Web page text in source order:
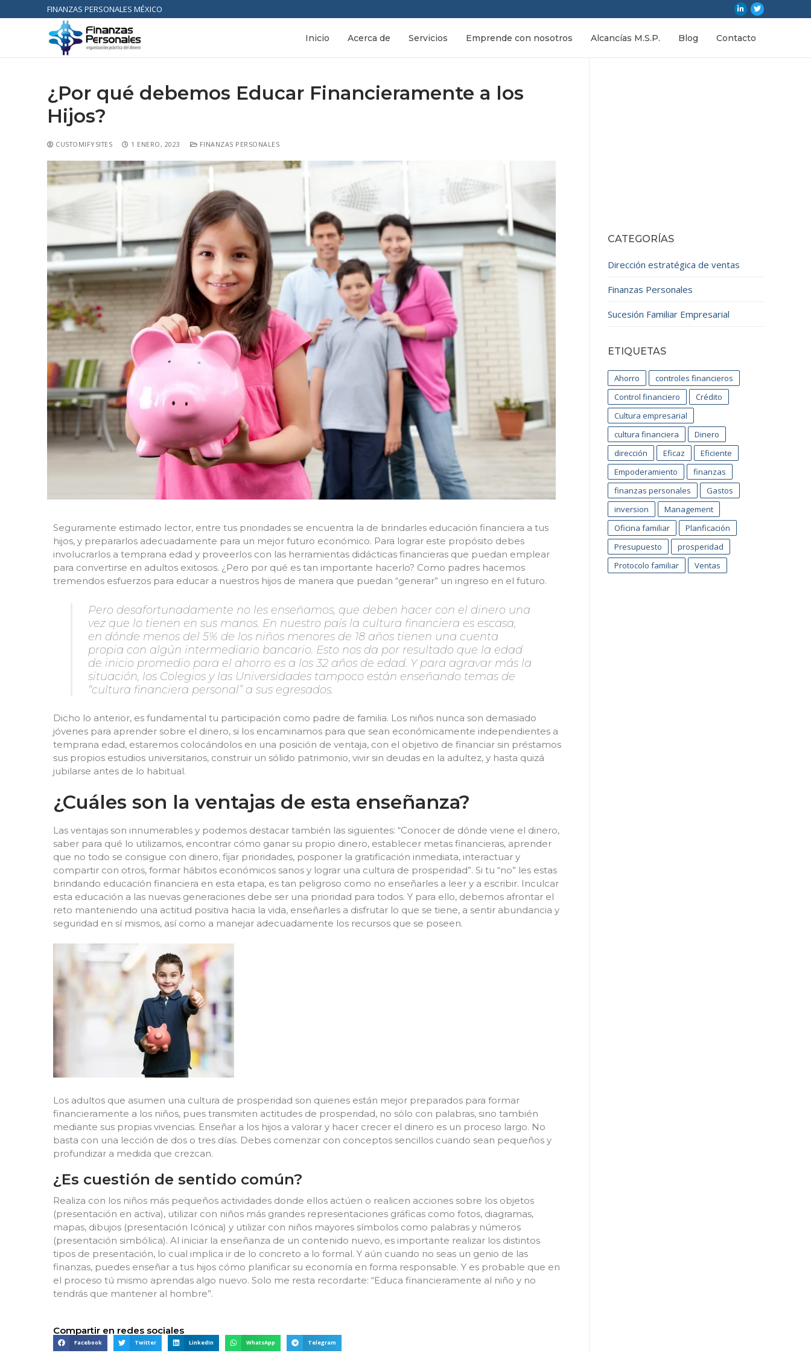
FINANZAS PERSONALES MÉXICO
Inicio Acerca de Servicios Emprende con nosotros Alcancías M.S.P. Blog Contacto
Inicio
Acerca de
Servicios
Emprende con nosotros
Alcancías M.S.P.
Blog
Contacto
¿Por qué debemos Educar Financieramente a los
Hijos?
CUSTOMIFYSITES 1 ENERO, 2023 FINANZAS PERSONALES
Seguramente estimado lector, entre tus prioridades se encuentra la de brindarles educación financiera a tus
hijos, y prepararlos adecuadamente para un mejor futuro económico. Para lograr este propósito debes
involucrarlos a temprana edad y proveerlos con las herramientas didácticas financieras que puedan emplear
para convertirse en adultos exitosos. ¿Pero por qué es tan importante hacerlo? Como padres hacemos
tremendos esfuerzos para educar a nuestros hijos de manera que puedan “generar” un ingreso en el futuro.
Pero desafortunadamente no les enseñamos, que deben hacer con el dinero una
vez que lo tienen en sus manos. En nuestro país la cultura financiera es escasa,
en dónde menos del 5% de los niños menores de 18 años tienen una cuenta
propia con algún intermediario bancario. Esto nos da por resultado que la edad
de inicio promedio para el ahorro es a los 32 años de edad. Y para agravar más la
situación, los Colegios y las Universidades tampoco están enseñando temas de
“cultura financiera personal” a sus egresados.
Dicho lo anterior, es fundamental tu participación como padre de familia. Los niños nunca son demasiado
jóvenes para aprender sobre el dinero, si los encaminamos para que sean económicamente independientes a
temprana edad, estaremos colocándolos en una posición de ventaja, con el objetivo de financiar sin préstamos
sus propios estudios universitarios, construir un sólido patrimonio, vivir sin deudas en la adultez, y hasta quizá
jubilarse antes de lo habitual.
¿Cuáles son la ventajas de esta enseñanza?
Las ventajas son innumerables y podemos destacar también las siguientes: “Conocer de dónde viene el dinero,
saber para qué lo utilizamos, encontrar cómo ganar su propio dinero, establecer metas financieras, aprender
que no todo se consigue con dinero, fijar prioridades, posponer la gratificación inmediata, interactuar y
compartir con otros, formar hábitos económicos sanos y lograr una cultura de prosperidad”. Si tu “no” les estas
brindando educación financiera en esta etapa, es tan peligroso como no enseñarles a leer y a escribir. Inculcar
esta educación a las nuevas generaciones debe ser una prioridad para todos. Y para ello, debemos afrontar el
reto manteniendo una actitud positiva hacia la vida, enseñarles a disfrutar lo que se tiene, a sentir abundancia y
seguridad en sí mismos, así como a manejar adecuadamente los recursos que se poseen.
Los adultos que asumen una cultura de prosperidad son quienes están mejor preparados para formar
financieramente a los niños, pues transmiten actitudes de prosperidad, no sólo con palabras, sino también
mediante sus propias vivencias. Enseñar a los hijos a valorar y hacer crecer el dinero es un proceso largo. No
basta con una lección de dos o tres días. Debes comenzar con conceptos sencillos cuando sean pequeños y
profundizar a medida que crezcan.
¿Es cuestión de sentido común?
Realiza con los niños más pequeños actividades donde ellos actúen o realicen acciones sobre los objetos
(presentación en activa), utilizar con niños más grandes representaciones gráficas como fotos, diagramas,
mapas, dibujos (presentación Icónica) y utilizar con niños mayores símbolos como palabras y números
(presentación simbólica). Al iniciar la enseñanza de un contenido nuevo, es importante realizar los distintos
tipos de presentación, lo cual implica ir de lo concreto a lo formal. Y aún cuando no seas un genio de las
finanzas, puedes enseñar a tus hijos cómo planificar su economía en forma responsable. Y es probable que en
el proceso tú mismo aprendas algo nuevo. Solo me resta recordarte: “Educa financieramente al niño y no
tendrás que mantener al hombre”.
Compartir en redes sociales
Facebook Twitter LinkedIn WhatsApp Telegram
CATEGORÍAS
Dirección estratégica de ventas
Finanzas Personales
Sucesión Familiar Empresarial
ETIQUETAS
Ahorro
controles financieros
Control financiero
Crédito
Cultura empresarial
cultura financiera
Dinero
dirección
Eficaz
Eficiente
Empoderamiento
finanzas
finanzas personales
Gastos
inversion
Management
Oficina familiar
Planficación
Presupuesto
prosperidad
Protocolo familiar
Ventas